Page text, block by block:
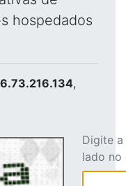
hospedados
,
Digite
lado no